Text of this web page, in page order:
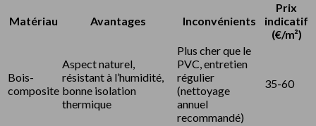
Matériau Avantages Inconvénients
Prix
indicatif
(€/m²)
Bois-
composite
Aspect naturel,
résistant à l’humidité,
bonne isolation
thermique
Plus cher que le
PVC, entretien
régulier
(nettoyage
annuel
recommandé)
35-60